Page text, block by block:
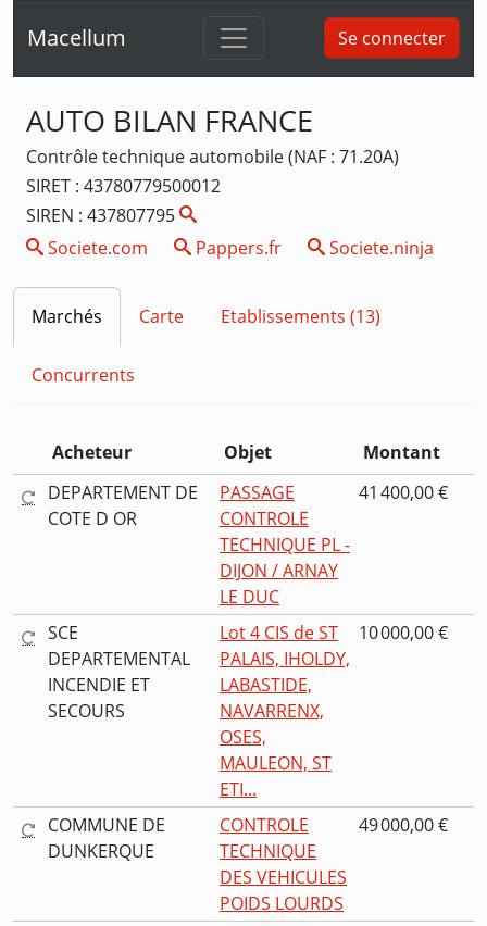
Macellum Se connecter
AUTO BILAN FRANCE
Contrôle technique automobile (NAF : 71.20A)
SIRET : 43780779500012
SIREN : 437807795
Societe.com
Pappers.fr Societe.ninja
Marchés Carte Etablissements (13)
Concurrents
Acheteur Objet
Montant
DEPARTEMENT DE
COTE D OR
PASSAGE
CONTROLE
TECHNIQUE PL -
DIJON / ARNAY
LE DUC
41 400,00 €
SCE
DEPARTEMENTAL
INCENDIE ET
SECOURS
Lot 4 CIS de ST
PALAIS, IHOLDY,
LABASTIDE,
NAVARRENX,
OSES,
MAULEON, ST
ETI...
10 000,00 €
COMMUNE DE
DUNKERQUE
CONTROLE
TECHNIQUE
DES VEHICULES
POIDS LOURDS
49 000,00 €